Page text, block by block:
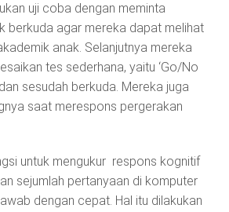
uji coba dengan meminta
berkuda agar mereka dapat melihat
anak. Selanjutnya mereka
tes sederhana, yaitu ‘Go/No
sesudah berkuda. Mereka juga
saat merespons pergerakan
untuk mengukur respons kognitif
sejumlah pertanyaan di komputer
dengan cepat. Hal itu dilakukan